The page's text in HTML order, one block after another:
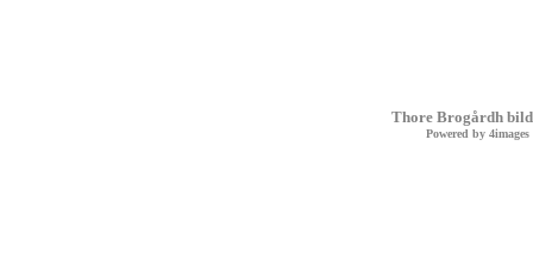
Thore Brogårdh
Powered by 4images